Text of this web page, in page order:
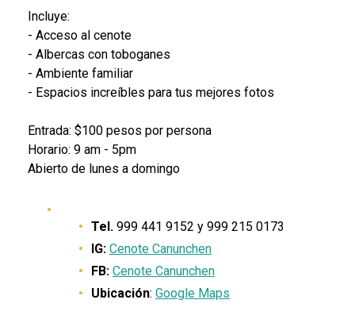
Incluye:
- Acceso al cenote
- Albercas con toboganes
- Ambiente familiar
- Espacios increíbles para tus mejores fotos
Entrada: $100 pesos por persona
Horario: 9 am - 5pm
Abierto de lunes a domingo
Tel. 999 441 9152 y 999 215 0173
IG: Cenote Canunchen
FB: Cenote Canunchen
Ubicación: Google Maps